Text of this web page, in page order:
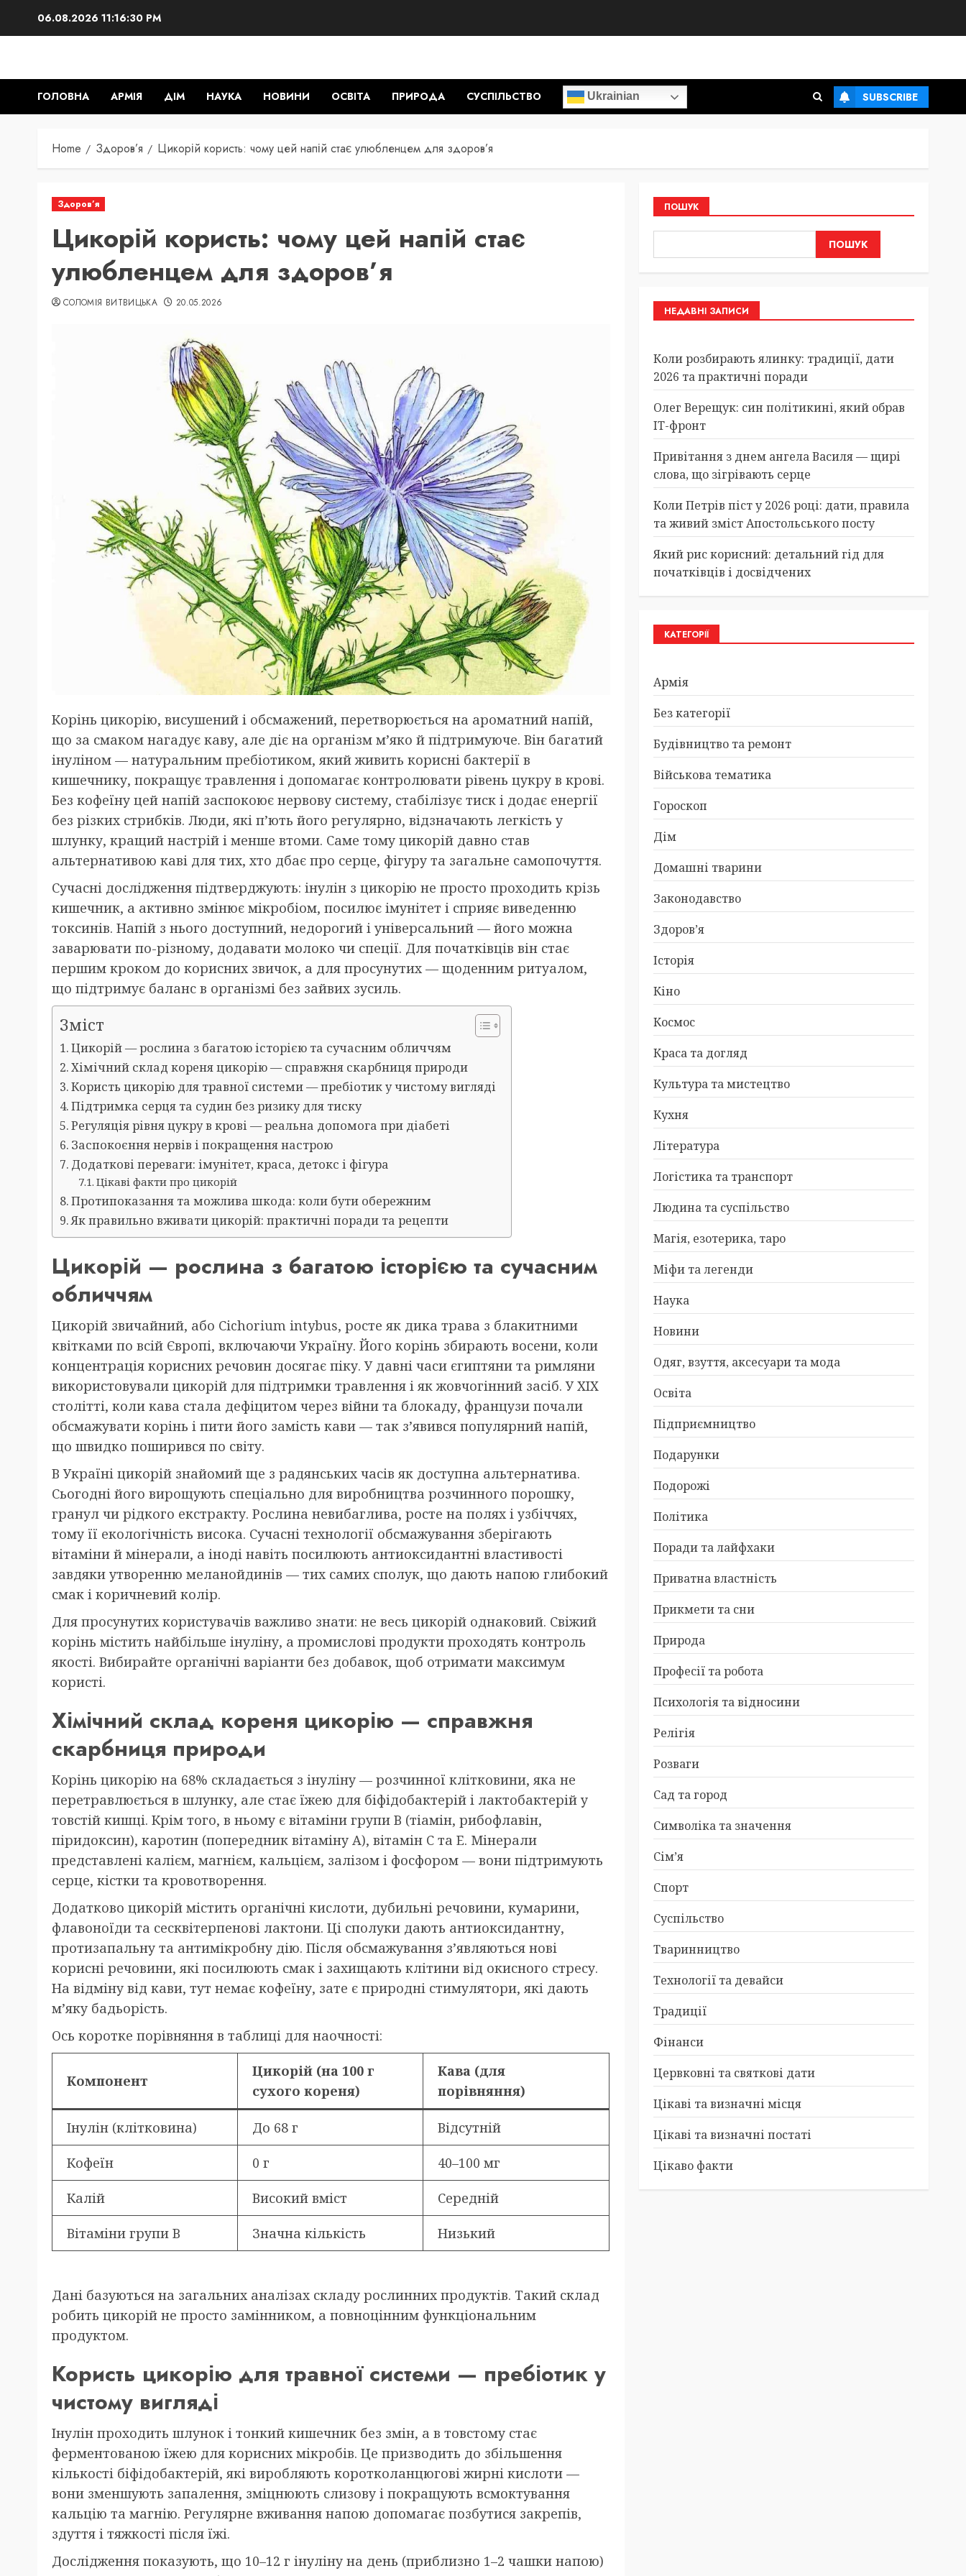
06.08.2026 11:16:31 PM
ГОЛОВНА АРМІЯ ДІМ НАУКА НОВИНИ ОСВІТА ПРИРОДА СУСПІЛЬСТВО Ukrainian SUBSCRIBE
Home Здоров’я Цикорій користь: чому цей напій стає улюбленцем для здоров’я
Здоров’я
Цикорій користь: чому цей напій стає
улюбленцем для здоров’я
СОЛОМІЯ ВИТВИЦЬКА 20.05.2026
Корінь цикорію, висушений і обсмажений, перетворюється на ароматний напій,
що за смаком нагадує каву, але діє на організм м’яко й підтримуюче. Він багатий
інуліном — натуральним пребіотиком, який живить корисні бактерії в
кишечнику, покращує травлення і допомагає контролювати рівень цукру в крові.
Без кофеїну цей напій заспокоює нервову систему, стабілізує тиск і додає енергії
без різких стрибків. Люди, які п’ють його регулярно, відзначають легкість у
шлунку, кращий настрій і менше втоми. Саме тому цикорій давно став
альтернативою каві для тих, хто дбає про серце, фігуру та загальне самопочуття.
Сучасні дослідження підтверджують: інулін з цикорію не просто проходить крізь
кишечник, а активно змінює мікробіом, посилює імунітет і сприяє виведенню
токсинів. Напій з нього доступний, недорогий і універсальний — його можна
заварювати по-різному, додавати молоко чи спеції. Для початківців він стає
першим кроком до корисних звичок, а для просунутих — щоденним ритуалом,
що підтримує баланс в організмі без зайвих зусиль.
Зміст
Цикорій — рослина з багатою історією та сучасним обличчям
Хімічний склад кореня цикорію — справжня скарбниця природи
Користь цикорію для травної системи — пребіотик у чистому вигляді
Підтримка серця та судин без ризику для тиску
Регуляція рівня цукру в крові — реальна допомога при діабеті
Заспокоєння нервів і покращення настрою
Додаткові переваги: імунітет, краса, детокс і фігура
Цікаві факти про цикорій
Протипоказання та можлива шкода: коли бути обережним
Як правильно вживати цикорій: практичні поради та рецепти
Цикорій — рослина з багатою історією та сучасним
обличчям
Цикорій звичайний, або Cichorium intybus, росте як дика трава з блакитними
квітками по всій Європі, включаючи Україну. Його корінь збирають восени, коли
концентрація корисних речовин досягає піку. У давні часи єгиптяни та римляни
використовували цикорій для підтримки травлення і як жовчогінний засіб. У XIX
столітті, коли кава стала дефіцитом через війни та блокаду, французи почали
обсмажувати корінь і пити його замість кави — так з’явився популярний напій,
що швидко поширився по світу.
В Україні цикорій знайомий ще з радянських часів як доступна альтернатива.
Сьогодні його вирощують спеціально для виробництва розчинного порошку,
гранул чи рідкого екстракту. Рослина невибаглива, росте на полях і узбіччях,
тому її екологічність висока. Сучасні технології обсмажування зберігають
вітаміни й мінерали, а іноді навіть посилюють антиоксидантні властивості
завдяки утворенню меланойдинів — тих самих сполук, що дають напою глибокий
смак і коричневий колір.
Для просунутих користувачів важливо знати: не весь цикорій однаковий. Свіжий
корінь містить найбільше інуліну, а промислові продукти проходять контроль
якості. Вибирайте органічні варіанти без добавок, щоб отримати максимум
користі.
Хімічний склад кореня цикорію — справжня
скарбниця природи
Корінь цикорію на 68% складається з інуліну — розчинної клітковини, яка не
перетравлюється в шлунку, але стає їжею для біфідобактерій і лактобактерій у
товстій кишці. Крім того, в ньому є вітаміни групи B (тіамін, рибофлавін,
піридоксин), каротин (попередник вітаміну A), вітамін C та E. Мінерали
представлені калієм, магнієм, кальцієм, залізом і фосфором — вони підтримують
серце, кістки та кровотворення.
Додатково цикорій містить органічні кислоти, дубильні речовини, кумарини,
флавоноїди та сесквітерпенові лактони. Ці сполуки дають антиоксидантну,
протизапальну та антимікробну дію. Після обсмажування з’являються нові
корисні речовини, які посилюють смак і захищають клітини від окисного стресу.
На відміну від кави, тут немає кофеїну, зате є природні стимулятори, які дають
м’яку бадьорість.
Ось коротке порівняння в таблиці для наочності:
Компонент
Цикорій (на 100 г
сухого кореня)
Кава (для
порівняння)
Інулін (клітковина) До 68 г Відсутній
Кофеїн 0 г 40–100 мг
Калій Високий вміст Середній
Вітаміни групи B Значна кількість Низький
Дані базуються на загальних аналізах складу рослинних продуктів. Такий склад
робить цикорій не просто замінником, а повноцінним функціональним
продуктом.
Користь цикорію для травної системи — пребіотик у
чистому вигляді
Інулін проходить шлунок і тонкий кишечник без змін, а в товстому стає
ферментованою їжею для корисних мікробів. Це призводить до збільшення
кількості біфідобактерій, які виробляють коротколанцюгові жирні кислоти —
вони зменшують запалення, зміцнюють слизову і покращують всмоктування
кальцію та магнію. Регулярне вживання напою допомагає позбутися закрепів,
здуття і тяжкості після їжі.
Дослідження показують, що 10–12 г інуліну на день (приблизно 1–2 чашки напою)
ПОШУК
ПОШУК
НЕДАВНІ ЗАПИСИ
Коли розбирають ялинку: традиції, дати
2026 та практичні поради
Олег Верещук: син політикині, який обрав
IT-фронт
Привітання з днем ангела Василя — щирі
слова, що зігрівають серце
Коли Петрів піст у 2026 році: дати, правила
та живий зміст Апостольського посту
Який рис корисний: детальний гід для
початківців і досвідчених
КАТЕГОРІЇ
Армія
Без категорії
Будівництво та ремонт
Військова тематика
Гороскоп
Дім
Домашні тварини
Законодавство
Здоров’я
Історія
Кіно
Космос
Краса та догляд
Культура та мистецтво
Кухня
Література
Логістика та транспорт
Людина та суспільство
Магія, езотерика, таро
Міфи та легенди
Наука
Новини
Одяг, взуття, аксесуари та мода
Освіта
Підприємництво
Подарунки
Подорожі
Політика
Поради та лайфхаки
Приватна властність
Прикмети та сни
Природа
Професії та робота
Психологія та відносини
Релігія
Розваги
Сад та город
Символіка та значення
Сім’я
Спорт
Суспільство
Тваринництво
Технології та девайси
Традиції
Фінанси
Цервковні та святкові дати
Цікаві та визначні місця
Цікаві та визначні постаті
Цікаво факти